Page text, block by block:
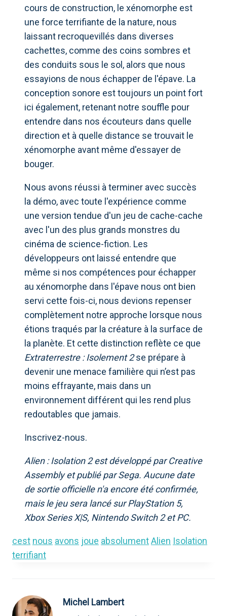
cours de construction, le xénomorphe est
une force terrifiante de la nature, nous
laissant recroquevillés dans diverses
cachettes, comme des coins sombres et
des conduits sous le sol, alors que nous
essayions de nous échapper de l'épave. La
conception sonore est toujours un point fort
ici également, retenant notre souffle pour
entendre dans nos écouteurs dans quelle
direction et à quelle distance se trouvait le
xénomorphe avant même d'essayer de
bouger.
Nous avons réussi à terminer avec succès
la démo, avec toute l'expérience comme
une version tendue d'un jeu de cache-cache
avec l'un des plus grands monstres du
cinéma de science-fiction. Les
développeurs ont laissé entendre que
même si nos compétences pour échapper
au xénomorphe dans l'épave nous ont bien
servi cette fois-ci, nous devions repenser
complètement notre approche lorsque nous
étions traqués par la créature à la surface de
la planète. Et cette distinction reflète ce que
Extraterrestre : Isolement 2se prépare à
devenir une menace familière qui n’est pas
moins effrayante, mais dans un
environnement différent qui les rend plus
redoutables que jamais.
Inscrivez-nous.
Alien : Isolation 2 est développé par Creative
Assembly et publié par Sega. Aucune date
de sortie officielle n'a encore été confirmée,
mais le jeu sera lancé sur PlayStation 5,
Xbox Series X|S, Nintendo Switch 2 et PC.
cest nous avons joue absolumentAlien Isolation
terrifiant
Michel Lambert